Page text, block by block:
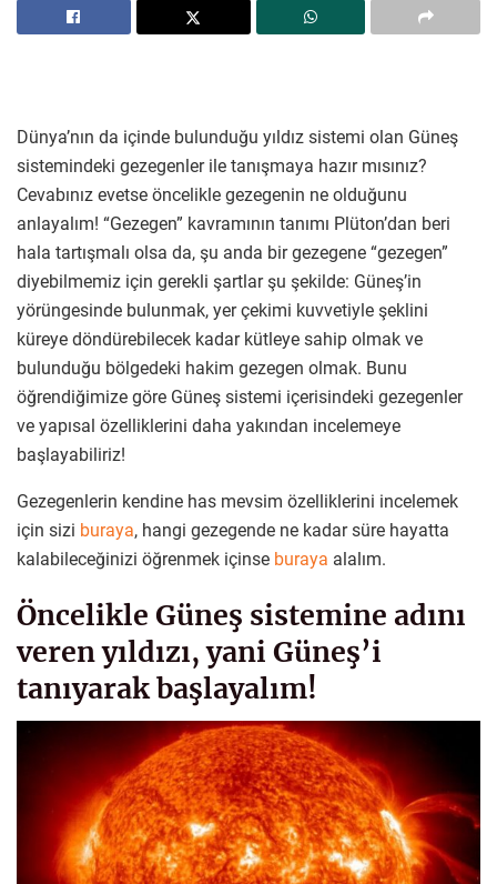
Dünya’nın da içinde bulunduğu yıldız sistemi olan Güneş
sistemindeki gezegenler ile tanışmaya hazır mısınız?
Cevabınız evetse öncelikle gezegenin ne olduğunu
anlayalım! “Gezegen” kavramının tanımı Plüton’dan beri
hala tartışmalı olsa da, şu anda bir gezegene “gezegen”
diyebilmemiz için gerekli şartlar şu şekilde: Güneş’in
yörüngesinde bulunmak, yer çekimi kuvvetiyle şeklini
küreye döndürebilecek kadar kütleye sahip olmak ve
bulunduğu bölgedeki hakim gezegen olmak. Bunu
öğrendiğimize göre Güneş sistemi içerisindeki gezegenler
ve yapısal özelliklerini daha yakından incelemeye
başlayabiliriz!
Gezegenlerin kendine has mevsim özelliklerini incelemek
için sizi buraya, hangi gezegende ne kadar süre hayatta
kalabileceğinizi öğrenmek içinse buraya alalım.
Öncelikle Güneş sistemine adını
veren yıldızı, yani Güneş’i
tanıyarak başlayalım!